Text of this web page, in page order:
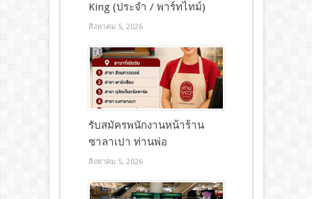
King (ประจำ / พาร์ทไทม์)
สิงหาคม 5, 2026
รับสมัครพนักงานหน้าร้าน
ซาลาเปา ท่านพ่อ
สิงหาคม 5, 2026